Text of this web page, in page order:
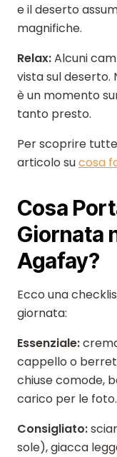
e il deserto
magnifiche.
Relax:Alcuni
vista sul deserto.
è un momento
tanto presto.
Per scoprire
articolo sucosa
Cosa
Giornata
Agafay?
Ecco una
giornata:
Essenziale:
cappello o
chiuse comode,
carico per le foto.
Consigliato:
sole), giacca